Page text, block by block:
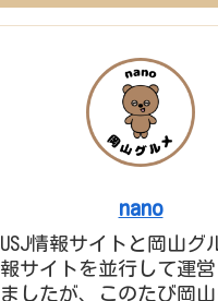
nano
USJ情報サイトと岡山グ
報サイトを並行して運
ましたが、このたび岡